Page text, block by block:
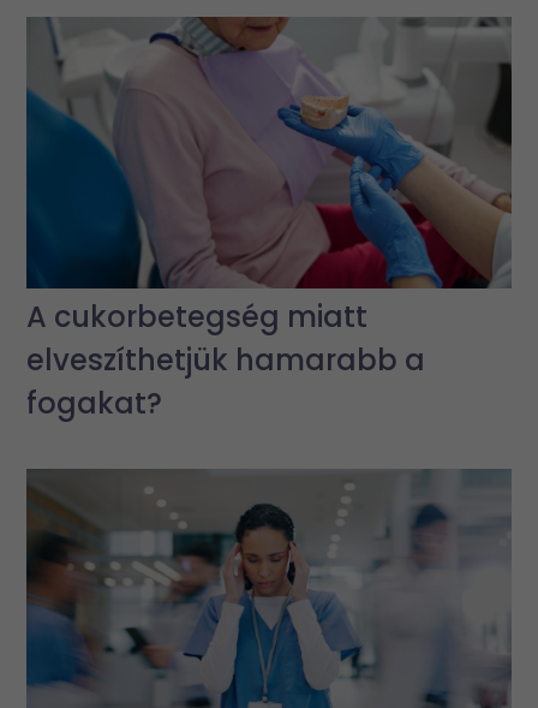
A cukorbetegség miatt
elveszíthetjük hamarabb a
fogakat?